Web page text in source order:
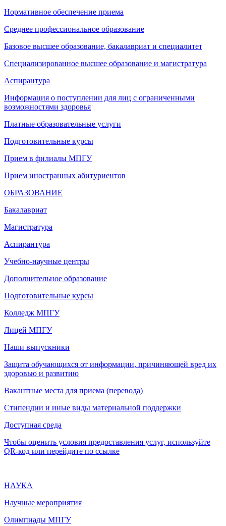
Нормативное обеспечение приема
Среднее профессиональное образование
Базовое высшее образование, бакалавриат и специалитет
Специализированное высшее образование и магистратура
Аспирантура
Информация о поступлении для лиц с ограниченными
возможностями здоровья
Платные образовательные услуги
Подготовительные курсы
Прием в филиалы МПГУ
Прием иностранных абитуриентов
ОБРАЗОВАНИЕ
Бакалавриат
Магистратура
Аспирантура
Учебно-научные центры
Дополнительное образование
Подготовительные курсы
Колледж МПГУ
Лицей МПГУ
Наши выпускники
Защита обучающихся от информации, причиняющей вред их
здоровью и развитию
Вакантные места для приема (перевода)
Стипендии и иные виды материальной поддержки
Доступная среда
Чтобы оценить условия предоставления услуг, используйте
QR-код или перейдите по ссылке
НАУКА
Научные мероприятия
Олимпиады МПГУ